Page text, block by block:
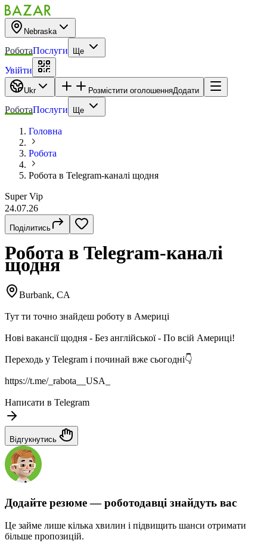
Nebraska
РоботаПослуги Ще
Увійти
Ukr Розмістити оголошенняДодати
РоботаПослуги Ще
Головна
Робота
Робота в Telegram-каналі щодня
Super Vip
24.07.26
Поділитись
Робота в Telegram-каналі
щодня
Burbank, CA
Тут ти точно знайдеш роботу в Америці
Нові вакансії щодня - Без англійської - По всій Америці!
Переходь у Telegram і починай вже сьогодні👇
https://t.me/_rabota__USA_
Написати в Telegram
Відгукнутись
Додайте резюме — роботодавці знайдуть вас
Це займе лише кілька хвилин і підвищить шанси отримати
більше пропозицій.